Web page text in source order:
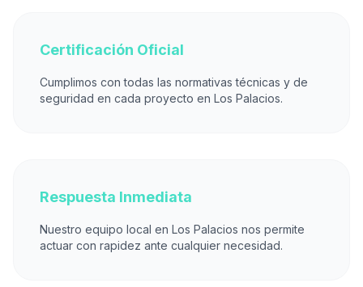
Certificación Oficial
Cumplimos con todas las normativas técnicas y de
seguridad en cada proyecto en Los Palacios.
Respuesta Inmediata
Nuestro equipo local en Los Palacios nos permite
actuar con rapidez ante cualquier necesidad.